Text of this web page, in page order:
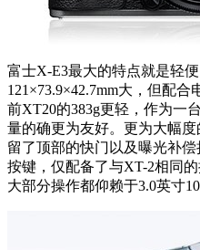
富士X-E3最大的特点就是轻
121×73.9×42.7mm大，但配
前XT20的383g更轻，作为一
量的确更为友好。更为大幅
留了顶部的快门以及曝光补
按键，仅配备了与XT-2相同
大部分操作都仰赖于3.0英寸